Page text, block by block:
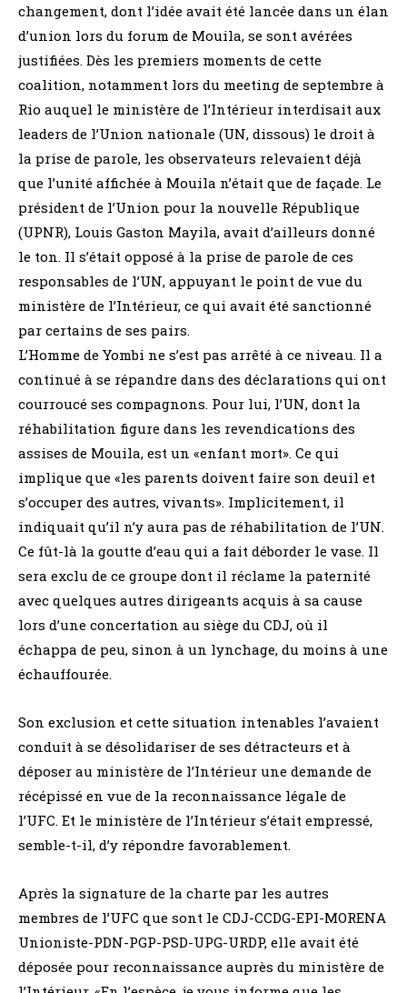
changement, dont l’idée avait été lancée dans un élan
d’union lors du forum de Mouila, se sont avérées
justifiées. Dès les premiers moments de cette
coalition, notamment lors du meeting de septembre à
Rio auquel le ministère de l’Intérieur interdisait aux
leaders de l’Union nationale (UN, dissous) le droit à
la prise de parole, les observateurs relevaient déjà
que l’unité affichée à Mouila n’était que de façade. Le
président de l’Union pour la nouvelle République
(UPNR), Louis Gaston Mayila, avait d’ailleurs donné
le ton. Il s’était opposé à la prise de parole de ces
responsables de l’UN, appuyant le point de vue du
ministère de l’Intérieur, ce qui avait été sanctionné
par certains de ses pairs.
L’Homme de Yombi ne s’est pas arrêté à ce niveau. Il a
continué à se répandre dans des déclarations qui ont
courroucé ses compagnons. Pour lui, l’UN, dont la
réhabilitation figure dans les revendications des
assises de Mouila, est un «enfant mort». Ce qui
implique que «les parents doivent faire son deuil et
s’occuper des autres, vivants». Implicitement, il
indiquait qu’il n’y aura pas de réhabilitation de l’UN.
Ce fût-là la goutte d’eau qui a fait déborder le vase. Il
sera exclu de ce groupe dont il réclame la paternité
avec quelques autres dirigeants acquis à sa cause
lors d’une concertation au siège du CDJ, où il
échappa de peu, sinon à un lynchage, du moins à une
échauffourée.
Son exclusion et cette situation intenables l’avaient
conduit à se désolidariser de ses détracteurs et à
déposer au ministère de l’Intérieur une demande de
récépissé en vue de la reconnaissance légale de
l’UFC. Et le ministère de l’Intérieur s’était empressé,
semble-t-il, d’y répondre favorablement.
Après la signature de la charte par les autres
membres de l’UFC que sont le CDJ-CCDG-EPI-MORENA
Unioniste-PDN-PGP-PSD-UPG-URDP, elle avait été
déposée pour reconnaissance auprès du ministère de